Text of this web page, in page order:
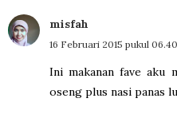
misfah
16 Februari 2015 pukul 06.40
Ini makanan fave aku
oseng plus nasi panas